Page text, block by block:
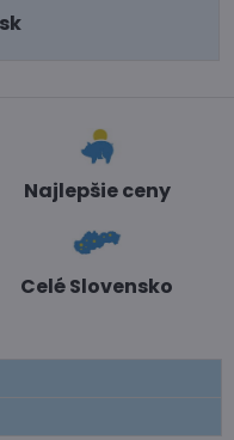
Najlepšie ceny
Celé Slovensko